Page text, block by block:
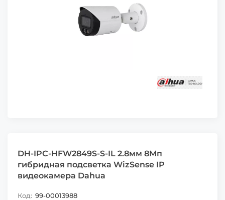
DH-IPC-HFW2849S-S-IL 2.8мм 8Мп
гибридная подсветка WizSense IP
видеокамера Dahua
Код: 99-00013988